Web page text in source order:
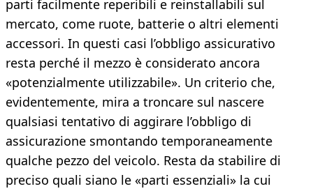
parti facilmente reperibili e reinstallabili sul
mercato, come ruote, batterie o altri elementi
accessori. In questi casi l’obbligo assicurativo
resta perché il mezzo è considerato ancora
«potenzialmente utilizzabile». Un criterio che,
evidentemente, mira a troncare sul nascere
qualsiasi tentativo di aggirare l’obbligo di
assicurazione smontando temporaneamente
qualche pezzo del veicolo. Resta da stabilire di
preciso quali siano le «parti essenziali» la cui